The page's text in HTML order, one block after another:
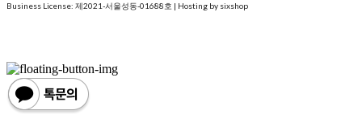
Business License: 제2021-서울성동-01688호 | Hosting by sixshop